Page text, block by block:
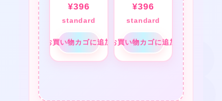
¥396
standard
お買い物カゴに追加
¥396
standard
お買い物カゴに追加
❤ ★
★